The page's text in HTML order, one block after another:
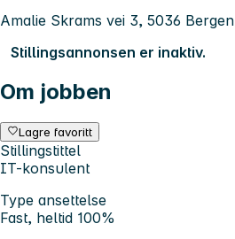
Amalie Skrams vei 3, 5036 Bergen
Stillingsannonsen er inaktiv.
Om jobben
Lagre favoritt
Stillingstittel
IT-konsulent
Type ansettelse
Fast, heltid 100%